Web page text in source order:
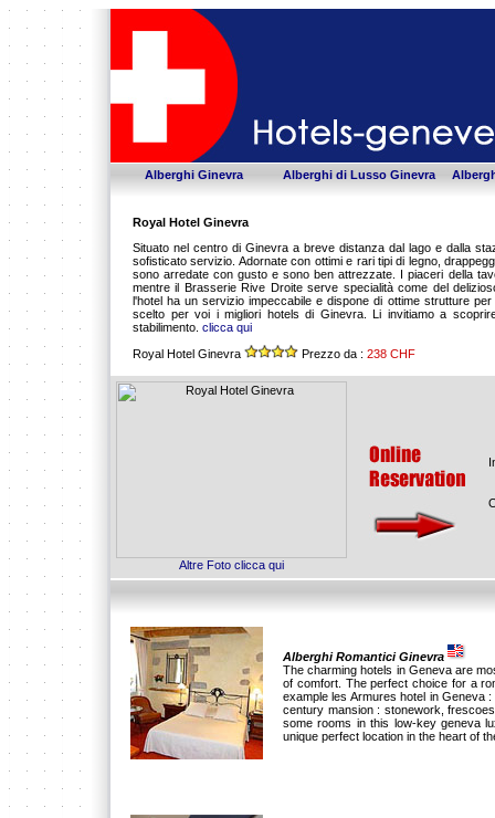
Alberghi Ginevra Alberghi di Lusso Ginevra
Royal Hotel Ginevra
Situato nel centro di Ginevra a breve distanza dal lago e dalla
sofisticato servizio. Adornate con ottimi e rari tipi di legno,
sono arredate con gusto e sono ben attrezzate. I piaceri della
mentre il Brasserie Rive Droite serve specialità come del
l'hotel ha un servizio impeccabile e dispone di ottime strutture
scelto per voi i migliori hotels di Ginevra. Li invitiamo a
stabilimento. clicca qui
Royal Hotel Ginevra Prezzo da : 238 CHF
Altre Foto clicca qui
Alberghi Romantici Ginevra
The charming hotels in Geneva are
of comfort. The perfect choice for a
example les Armures hotel in Geneva
century mansion : stonework,
some rooms in this low-key geneva
unique perfect location in the heart of